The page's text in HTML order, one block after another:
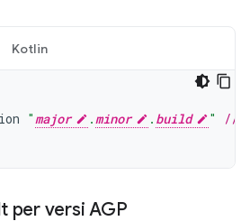
Kotlin
" major . minor . build "
//
per versi AGP